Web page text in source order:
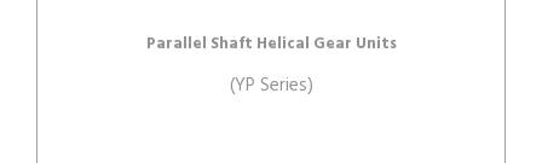
Parallel Shaft Helical Gear Units
(YP Series)